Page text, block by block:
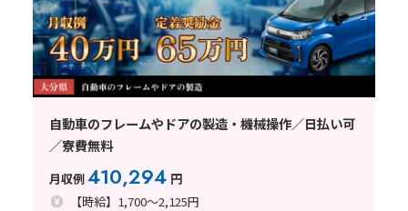
自動車のフレームやドアの製造・機械操作／日払い可
／寮費無料
月収例410,294 円
【時給】1,700～2,125円